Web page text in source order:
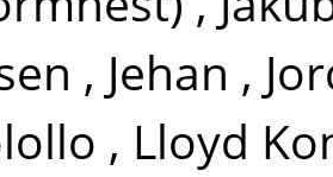
, Jehan ,
, Lloyd